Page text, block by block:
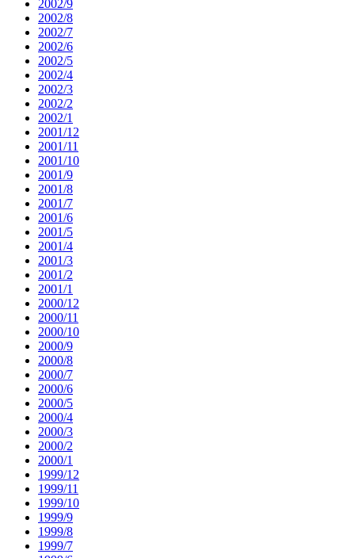
2002/9
2002/8
2002/7
2002/6
2002/5
2002/4
2002/3
2002/2
2002/1
2001/12
2001/11
2001/10
2001/9
2001/8
2001/7
2001/6
2001/5
2001/4
2001/3
2001/2
2001/1
2000/12
2000/11
2000/10
2000/9
2000/8
2000/7
2000/6
2000/5
2000/4
2000/3
2000/2
2000/1
1999/12
1999/11
1999/10
1999/9
1999/8
1999/7